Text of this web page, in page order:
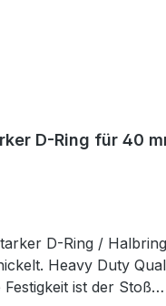
D-Ring für 40
D-Ring /
Heavy Duty
ist der Stoß